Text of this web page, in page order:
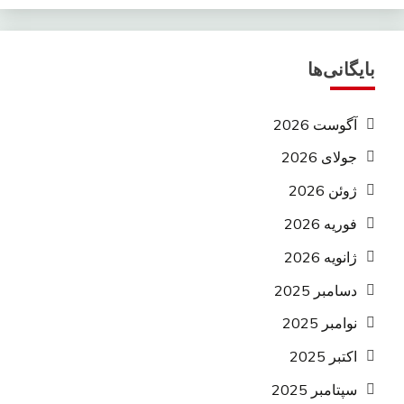
بایگانی‌ها
آگوست 2026
جولای 2026
ژوئن 2026
فوریه 2026
ژانویه 2026
دسامبر 2025
نوامبر 2025
اکتبر 2025
سپتامبر 2025